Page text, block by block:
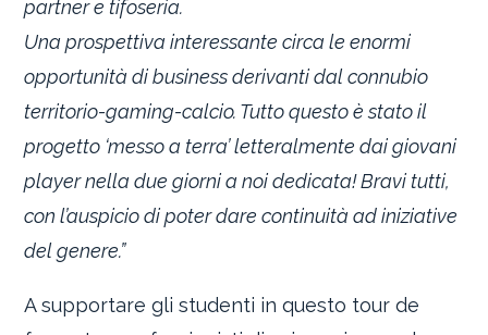
partner e tifoseria.
Una prospettiva interessante circa le enormi
opportunità di business derivanti dal connubio
territorio-gaming-calcio. Tutto questo è stato il
progetto ‘messo a terra’ letteralmente dai giovani
player nella due giorni a noi dedicata! Bravi tutti,
con l’auspicio di poter dare continuità ad iniziative
del genere.”
A supportare gli studenti in questo tour de